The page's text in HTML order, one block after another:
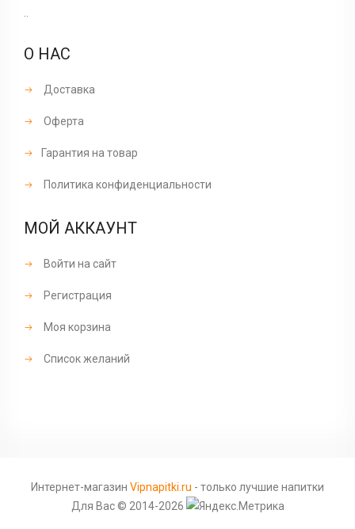
..
О НАС
Доставка
Оферта
Гарантия на товар
Политика конфиденциальности
МОЙ АККАУНТ
Войти на сайт
Регистрация
Моя корзина
Список желаний
Интернет-магазин Vipnapitki.ru - только лучшие напитки
Для Вас © 2014-2026